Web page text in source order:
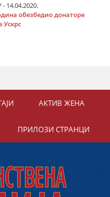
14.04.2020.
обезбедио донаторе
Ускрс
АКТИВ ЖЕНА
ПРИЛОЗИ СТРАНЦИ